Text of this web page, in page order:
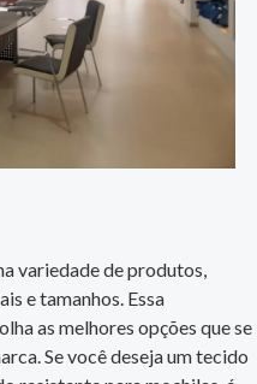
variedade de produtos,
e tamanhos. Essa
as melhores opções que se
Se você deseja um tecido